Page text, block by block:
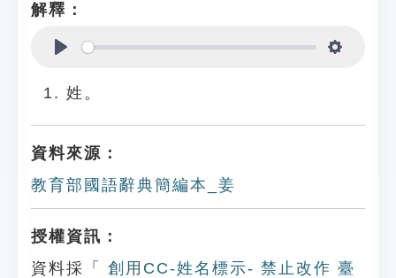
解釋：
姓。
資料來源：
教育部國語辭典簡編本_姜
授權資訊：
資料採「
創用CC-姓名標示- 禁止改作 臺